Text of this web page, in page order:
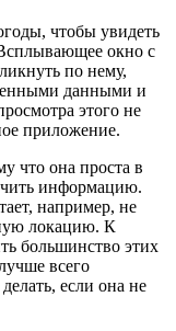
чтобы увидеть
окно с
по нему,
данными и
этого не
приложение.
что она проста в
информацию.
например, не
локацию. К
большинство этих
всего
если она не